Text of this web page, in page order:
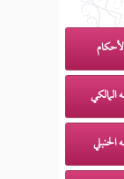
المالكي
الحنبلي